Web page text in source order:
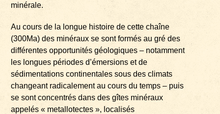
minérale.
Au cours de la longue histoire de cette chaîne
(300Ma) des minéraux se sont formés au gré des
différentes opportunités géologiques – notamment
les longues périodes d’émersions et de
sédimentations continentales sous des climats
changeant radicalement au cours du temps – puis
se sont concentrés dans des gîtes minéraux
appelés « metallotectes », localisés